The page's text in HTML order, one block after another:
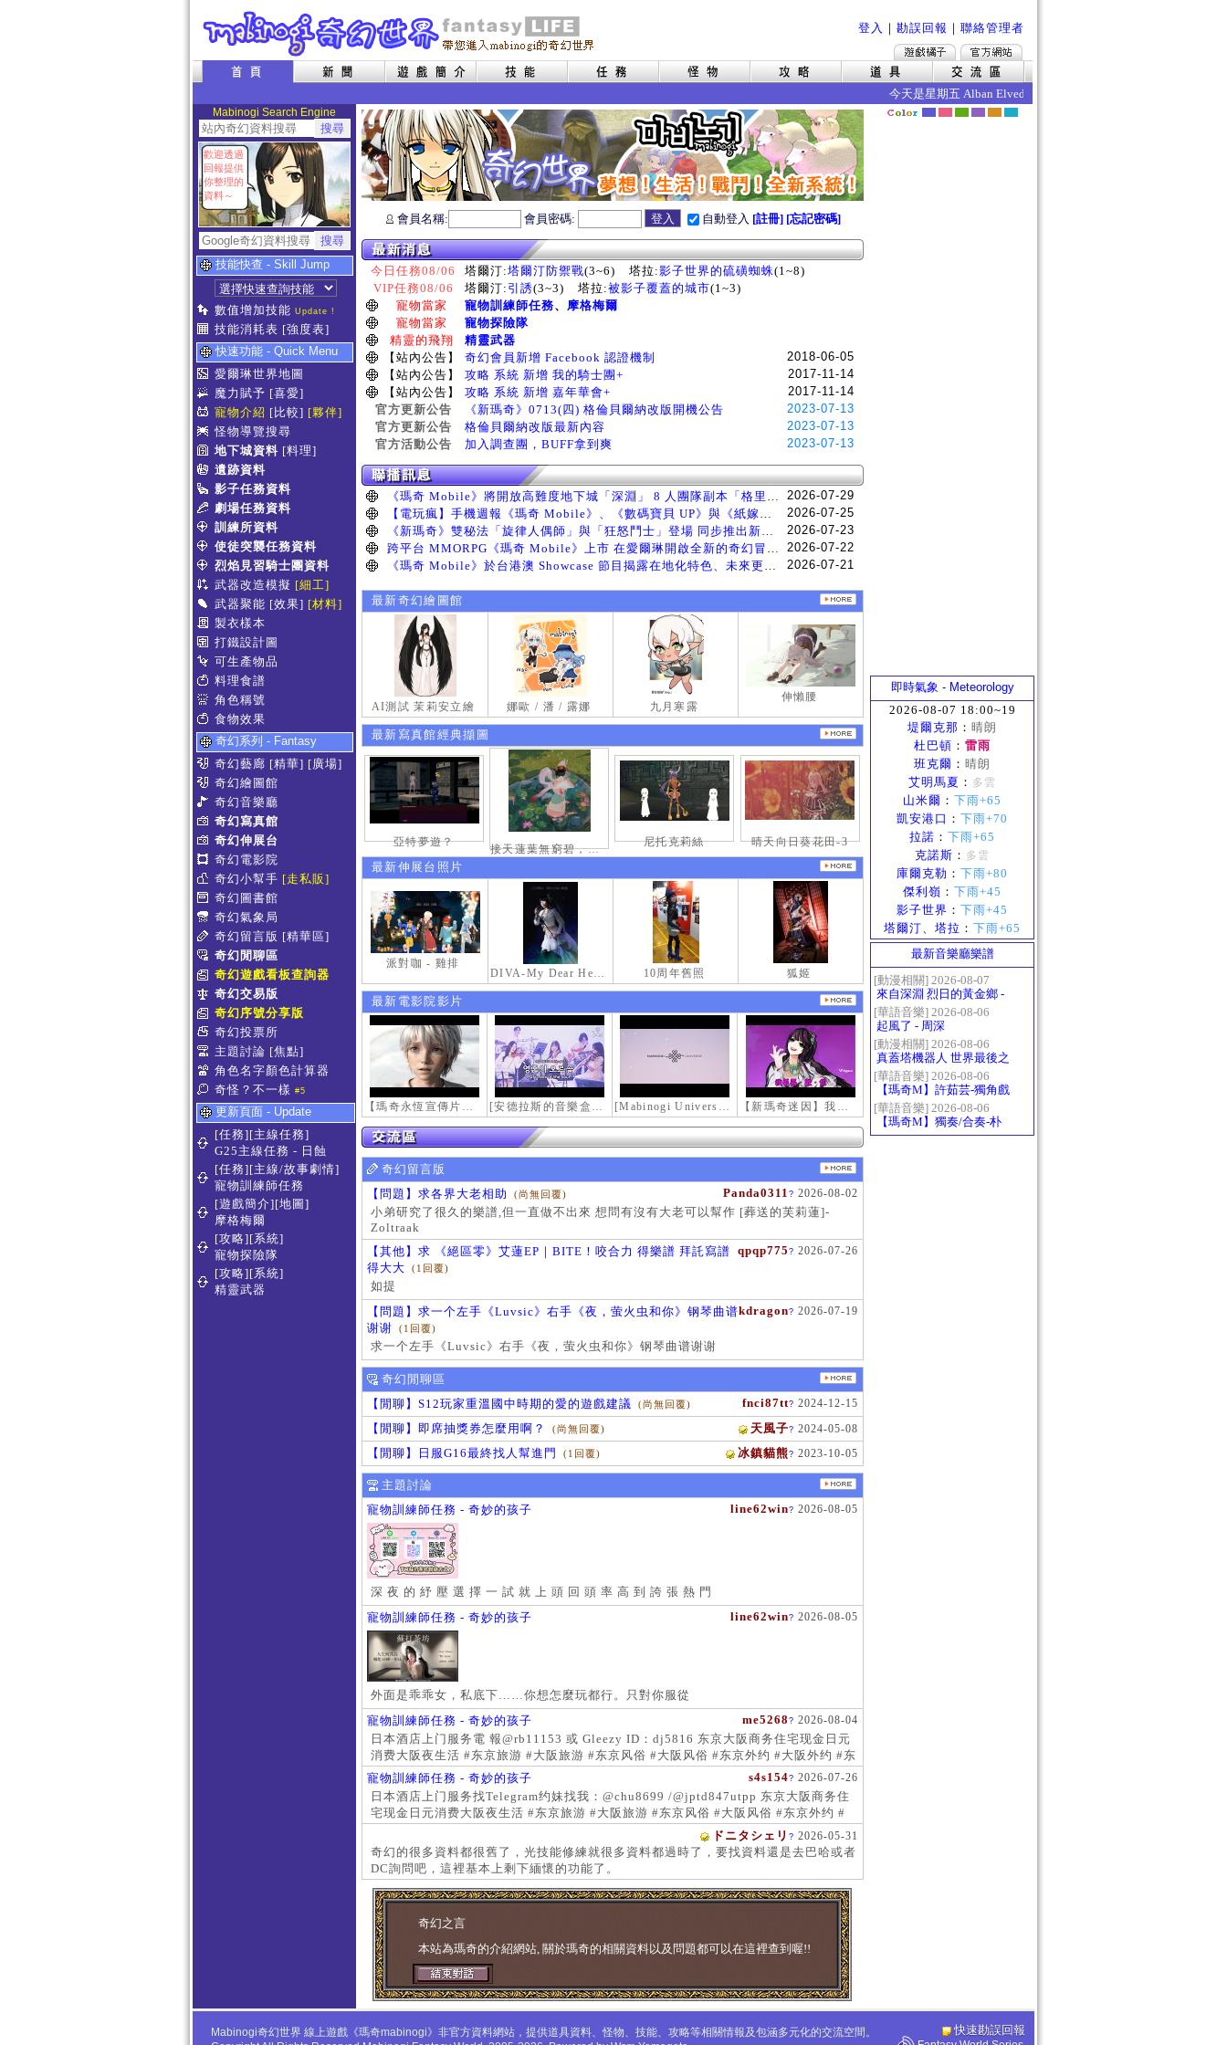
登入 ｜ 勘誤回報 ｜ 聯絡管理者
今天是星期五 Alban Elved 愛爾琳秋收 今日的效果如下 ‧死亡
Mabinogi Search Engine
歡迎透過
回報提供
你整理的
資料～
技能快查 - Skill Jump
數值增加技能 Update !
技能消耗表 [強度表]
快速功能 - Quick Menu
愛爾琳世界地圖
魔力賦予 [喜愛]
寵物介紹 [比較] [夥伴]
怪物導覽搜尋
地下城資料 [料理]
遺跡資料
影子任務資料
劇場任務資料
訓練所資料
使徒突襲任務資料
烈焰見習騎士團資料
武器改造模擬 [細工]
武器聚能 [效果] [材料]
製衣樣本
打鐵設計圖
可生產物品
料理食譜
角色稱號
食物效果
奇幻系列 - Fantasy
奇幻藝廊 [精華] [廣場]
奇幻繪圖館
奇幻音樂廳
奇幻寫真館
奇幻伸展台
奇幻電影院
奇幻小幫手 [走私販]
奇幻圖書館
奇幻氣象局
奇幻留言版 [精華區]
奇幻閒聊區
奇幻遊戲看板查詢器
奇幻交易版
奇幻序號分享版
奇幻投票所
主題討論 [焦點]
角色名字顏色計算器
奇怪？不一樣 #5
更新頁面 - Update
[任務][主線任務]
G25主線任務 - 日蝕
[任務][主線/故事劇情]
寵物訓練師任務
[遊戲簡介][地圖]
摩格梅爾
[攻略][系統]
寵物探險隊
[攻略][系統]
精靈武器
會員名稱: 會員密碼: 自動登入 [註冊] [忘記密碼]
今日任務08/06 塔爾汀:塔爾汀防禦戰(3~6) 塔拉:影子世界的硫磺蜘蛛(1~8)
VIP任務08/06
塔爾汀: 引誘(3~3) 塔拉:被影子覆蓋的城市(1~3)
寵物當家
寵物訓練師任務、 摩格梅爾
寵物當家
寵物探險隊
精靈的飛翔
精靈武器
【站內公告】
奇幻會員新增 Facebook 認證機制
2018-06-05
【站內公告】
攻略 系統 新增 我的騎士團+
2017-11-14
【站內公告】
攻略 系統 新增 嘉年華會+
2017-11-14
官方更新公告
《新瑪奇》0713(四) 格倫貝爾納改版開機公告
2023-07-13
官方更新公告
格倫貝爾納改版最新內容
2023-07-13
官方活動公告
加入調查團，BUFF拿到爽 2023-07-13
《瑪奇 Mobile》將開放高難度地下城「深淵」 8 人團隊副本「格里斯貝恩」將於 8 月 5 日登場
2026-07-29
【電玩瘋】手機週報《瑪奇 Mobile》、《數碼寶貝 UP》與《紙嫁衣 9 羅浮夢》等遊戲
2026-07-25
《新瑪奇》雙秘法「旋律人偶師」與「狂怒鬥士」登場 同步推出新系統「神秘工坊」
2026-07-23
跨平台 MMORPG《瑪奇 Mobile》上市 在愛爾琳開啟全新的奇幻冒險生活
2026-07-22
《瑪奇 Mobile》於台港澳 Showcase 節目揭露在地化特色、未來更新計畫等內容 首次公開台灣動畫
2026-07-21
最新奇幻繪圖館
AI測試 茉莉安立繪 娜歐 / 潘 / 露娜 九月寒露
伸懶腰
最新寫真館經典擷圖
亞特夢遊？
接天蓮葉無窮碧，映日荷花別樣紅。
尼托克莉絲 晴天向日葵花田-3
最新伸展台照片
派對咖 - 雞排
DIVA-My Dear Heroine- 10周年舊照 狐姬
最新電影院影片
【瑪奇永恆宣傳片】最初的感動 [安德拉斯的音樂盒｜靈魂的音樂盒] Mabinogi OST - Music Box of the Soul | Crossover COVER [Mabinogi Universe] 謝謝你來到這個世界... 【新瑪奇迷因】我更喜歡你
奇幻留言版
Panda0311 ? 2026-08-02
【問題】求各界大老相助 (尚無回覆)
小弟研究了很久的樂譜,但一直做不出來 想問有沒有大老可以幫作 [葬送的芙莉蓮]-
Zoltraak
qpqp775 ? 2026-07-26
【其他】求 《絕區零》艾蓮EP｜BITE！咬合力 得樂譜 拜託寫譜
得大大
(1回覆)
如提
kdragon? 2026-07-19
【問題】求一个左手《Luvsic》右手《夜，萤火虫和你》钢琴曲谱
谢谢
(1回覆)
求一个左手《Luvsic》右手《夜，萤火虫和你》钢琴曲谱谢谢
奇幻閒聊區
fnci87tt? 2024-12-15
【閒聊】S12玩家重溫國中時期的愛的遊戲建議 (尚無回覆)
天風子? 2024-05-08
【閒聊】即席抽獎券怎麼用啊？ (尚無回覆)
冰鎮貓熊? 2023-10-05
【閒聊】日服G16最終找人幫進門 (1回覆)
主題討論
line62win? 2026-08-05
寵物訓練師任務 - 奇妙的孩子
深 夜 的 紓 壓 選 擇 一 試 就 上 頭 回 頭 率 高 到 誇 張 熱 門
line62win? 2026-08-05
寵物訓練師任務 - 奇妙的孩子
外面是乖乖女，私底下……你想怎麼玩都行。只對你服從
me5268 ? 2026-08-04
寵物訓練師任務 - 奇妙的孩子
日本酒店上门服务電 報@rb11153 或 Gleezy ID：dj5816 东京大阪商务住宅现金日元
消费大阪夜生活 #东京旅游 #大阪旅游 #东京风俗 #大阪风俗 #东京外约 #大阪外约 #东
京上门服务 #大阪上门服务新宿风俗 #梅田风俗 #歌舞伎町 #日本女孩 #大阪女孩 #日
本萝莉 #大阪萝莉 #日本学生妹
s4s154? 2026-07-26
寵物訓練師任務 - 奇妙的孩子
日本酒店上门服务找Telegram约妹找我：@chu8699 /@jptd847utpp 东京大阪商务住
宅现金日元消费大阪夜生活 #东京旅游 #大阪旅游 #东京风俗 #大阪风俗 #东京外约 #
大阪外约 #东京上门服务 #大阪上门服务新宿风俗 #梅田风俗 #歌舞伎町 #心斋桥风俗
#日本女孩 #大阪女孩 #日本萝莉 #大阪萝莉 #日本学生妹
ドニタシェリ ? 2026-05-31
奇幻的很多資料都很舊了，光技能修練就很多資料都過時了，要找資料還是去巴哈或者
DC詢問吧，這裡基本上剩下緬懷的功能了。
奇幻之言
本站為瑪奇的介紹網站, 關於瑪奇的相關資料以及問題都可以在這裡查到喔!!
即時氣象 - Meteorology
2026-08-07 18:00~19
堤爾克那 ： 晴朗
杜巴頓 ： 雷雨
班克爾 ： 晴朗
艾明馬夏 ： 多雲
山米爾 ： 下雨+65
凱安港口 ： 下雨+70
拉諾 ： 下雨+65
克諾斯 ： 多雲
庫爾克勒 ： 下雨+80
傑利嶺 ： 下雨+45
影子世界 ： 下雨+45
塔爾汀、塔拉 ： 下雨+65
最新音樂廳樂譜
[動漫相關] 2026-08-07
來自深淵 烈日的黃金鄉 -
Gravity
[華語音樂] 2026-08-06
起風了 - 周深
[動漫相關] 2026-08-06
真蓋塔機器人 世界最後之
日OP2 HEATS
[華語音樂] 2026-08-06
【瑪奇M】許茹芸-獨角戲
[華語音樂] 2026-08-06
【瑪奇M】獨奏/合奏-朴
樹-那些花兒
Mabinogi奇幻世界 線上遊戲《瑪奇mabinogi》非官方資料網站，提供道具資料、怪物、技能、攻略等相關情報及包涵多元化的交流空間。
快速勘誤回報